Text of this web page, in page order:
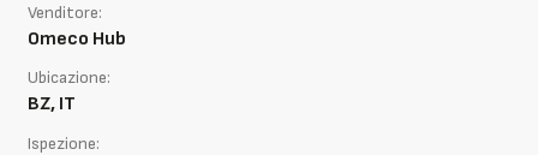
Venditore:
Omeco Hub
Ubicazione:
BZ, IT
Ispezione: